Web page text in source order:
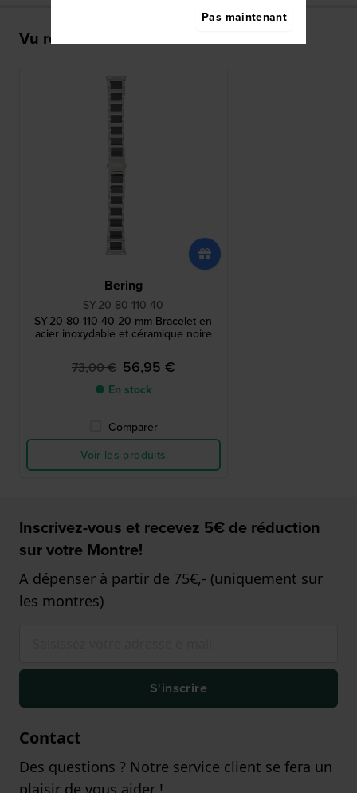
Vu récemment
Bering
SY-20-80-110-40
SY-20-80-110-40 20 mm Bracelet en
acier inoxydable et céramique noire
73,00 € 56,95 €
● En stock
Comparer
Voir les produits
Inscrivez-vous et recevez 5€ de réduction
sur votre Montre!
A dépenser à partir de 75€,- (uniquement sur
les montres)
S'inscrire
Contact
Des questions ? Notre service client se fera un
Pas maintenant